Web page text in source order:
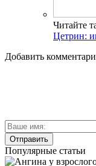
Читайте
Цетрин:
Добавить
Популярные статьи